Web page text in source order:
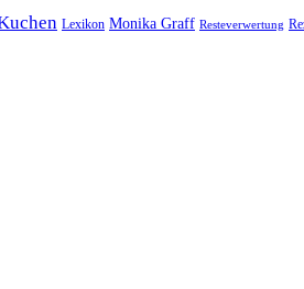
Lexikon Monika Graff Resteverwertung